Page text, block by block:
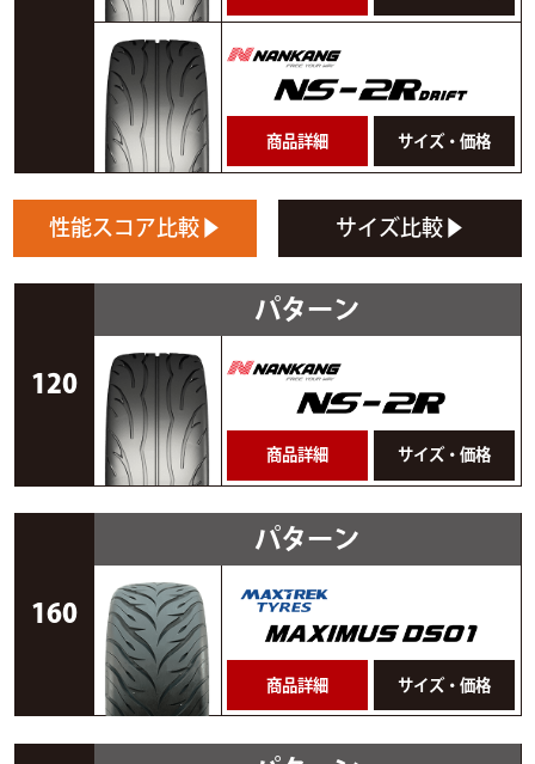
商品詳細 サイズ・価格
性能スコア比較 ▶ サイズ比較▶
120
パターン
商品詳細 サイズ・価格
160
パターン
商品詳細 サイズ・価格